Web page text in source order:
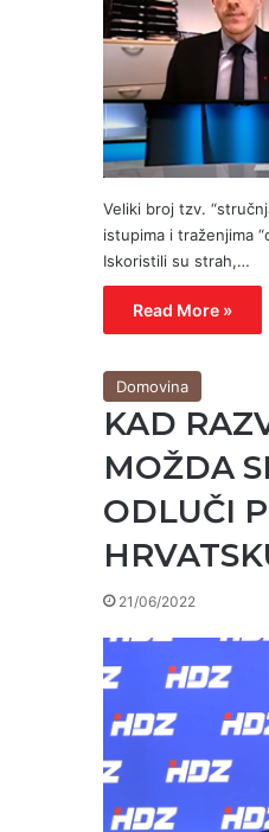
Veliki broj tzv.
istupima i traženjima
Iskoristili su strah,…
Read More »
Domovina
KAD
MOŽDA
ODLUČI
21/06/2022